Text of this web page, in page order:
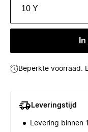
10 Y
Beperkte voorraad.
Leveringstijd
Levering binnen